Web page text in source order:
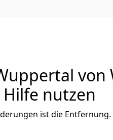
nutzen
ist die